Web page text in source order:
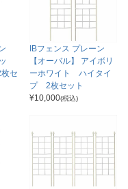
セ
IBフェンス プレーン
【オーバル】 アイボリ
ーホワイト ハイタイ
プ 2枚セット
¥10,000(税込)